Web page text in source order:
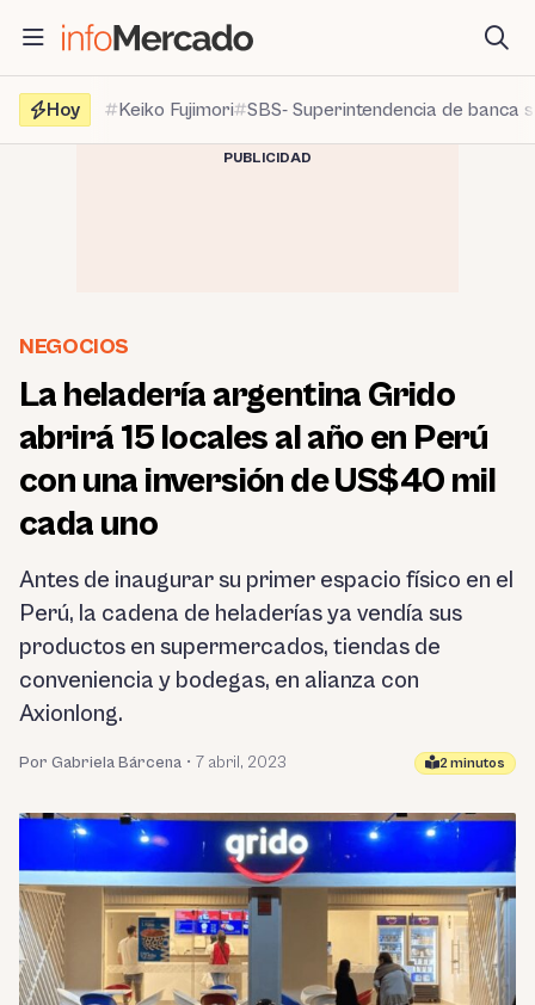
contenido
Hoy
Keiko Fujimori SBS- Superintendencia de banca
PUBLICIDAD
NEGOCIOS
La heladería argentina Grido
abrirá 15 locales al año en Perú
con una inversión de US$40 mil
cada uno
Antes de inaugurar su primer espacio físico en el
Perú, la cadena de heladerías ya vendía sus
productos en supermercados, tiendas de
conveniencia y bodegas, en alianza con
Axionlong.
Por Gabriela Bárcena • 7 abril, 2023 2 minutos